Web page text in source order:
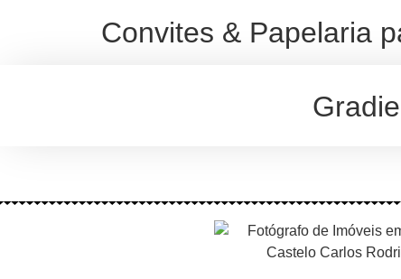
Convites & Papelaria